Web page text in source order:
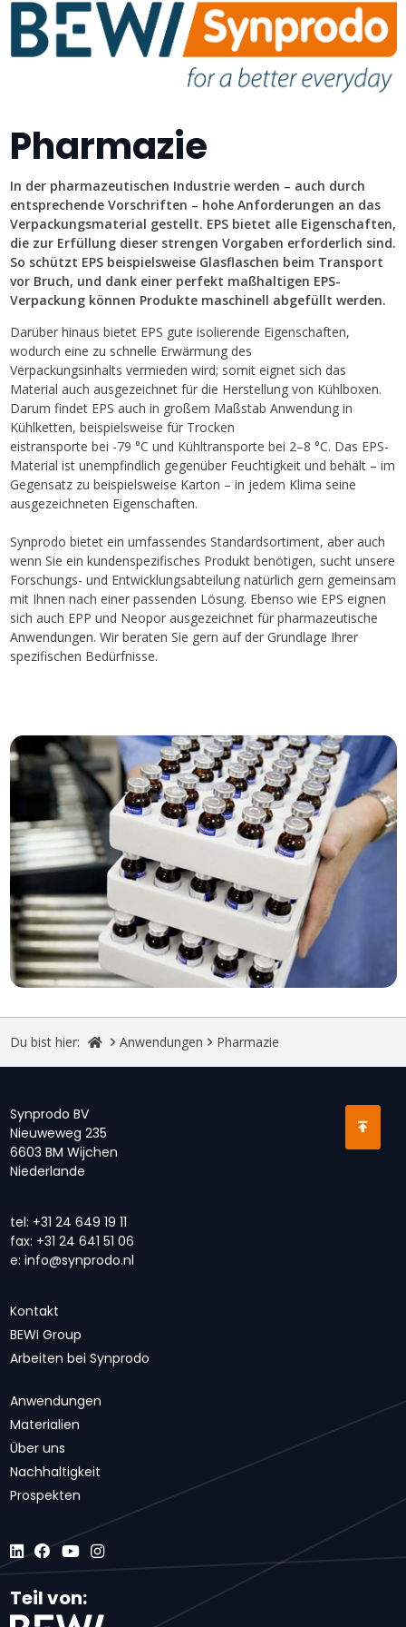
Pharmazie
In der pharmazeutischen Industrie werden – auch durch
entsprechende Vorschriften – hohe Anforderungen an das
Verpackungsmaterial gestellt. EPS bietet alle Eigenschaften,
die zur Erfüllung dieser strengen Vorgaben erforderlich sind.
So schützt EPS beispielsweise Glasflaschen beim Transport
vor Bruch, und dank einer perfekt maßhaltigen EPS-
Verpackung können Produkte maschinell abgefüllt werden.
Darüber hinaus bietet EPS gute isolierende Eigenschaften,
wodurch eine zu schnelle Erwärmung des
Verpackungsinhalts vermieden wird; somit eignet sich das
Material auch ausgezeichnet für die Herstellung von Kühlboxen.
Darum findet EPS auch in großem Maßstab Anwendung in
Kühlketten, beispielsweise für Trocken
eistransporte bei -79 °C und Kühltransporte bei 2–8 °C. Das EPS-
Material ist unempfindlich gegenüber Feuchtigkeit und behält – im
Gegensatz zu beispielsweise Karton – in jedem Klima seine
ausgezeichneten Eigenschaften.
Synprodo bietet ein umfassendes Standardsortiment, aber auch
wenn Sie ein kundenspezifisches Produkt benötigen, sucht unsere
Forschungs- und Entwicklungsabteilung natürlich gern gemeinsam
mit Ihnen nach einer passenden Lösung. Ebenso wie EPS eignen
sich auch EPP und Neopor ausgezeichnet für pharmazeutische
Anwendungen. Wir beraten Sie gern auf der Grundlage Ihrer
spezifischen Bedürfnisse.
Du bist hier: Anwendungen Pharmazie
Synprodo BV
Nieuweweg 235
6603 BM Wijchen
Niederlande
tel: +31 24 649 19 11
fax: +31 24 641 51 06
e: info@synprodo.nl
Kontakt
BEWI Group
Arbeiten bei Synprodo
Anwendungen
Materialien
Über uns
Nachhaltigkeit
Prospekten
Teil von: